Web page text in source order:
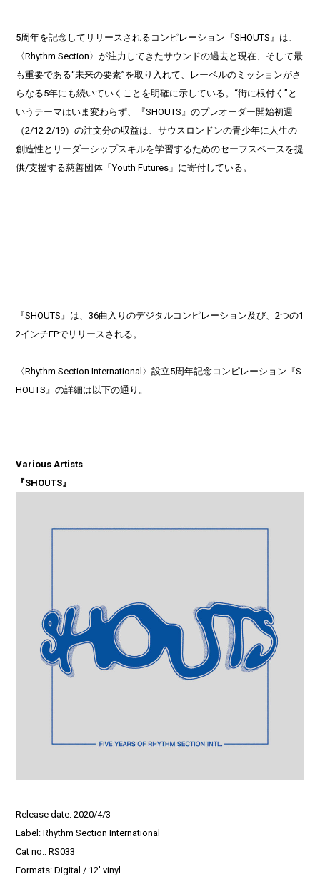
5周年を記念してリリースされるコンピレーション『SHOUTS』は、
〈Rhythm Section〉が注力してきたサウンドの過去と現在、そして最
も重要である“未来の要素”を取り入れて、レーベルのミッションがさ
らなる5年にも続いていくことを明確に示している。“街に根付く”と
いうテーマはいま変わらず、『SHOUTS』のプレオーダー開始初週
（2/12-2/19）の注文分の収益は、サウスロンドンの青少年に人生の
創造性とリーダーシップスキルを学習するためのセーフスペースを提
供/支援する慈善団体「Youth Futures」に寄付している。
『SHOUTS』は、36曲入りのデジタルコンピレーション及び、2つの1
2インチEPでリリースされる。
〈Rhythm Section International〉設立5周年記念コンピレーション『S
HOUTS』の詳細は以下の通り。
Various Artists
『SHOUTS』
Release date: 2020/4/3
Label: Rhythm Section International
Cat no.: RS033
Formats: Digital / 12′ vinyl